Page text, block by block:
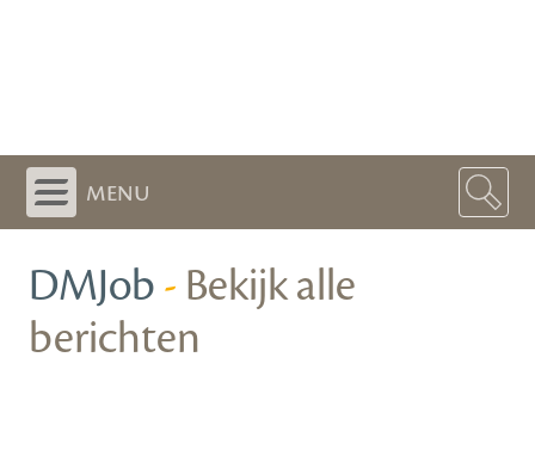
menu
DMJob- Bekijk alle
berichten